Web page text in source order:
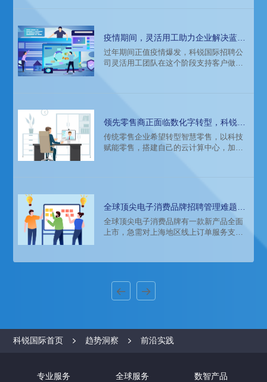
知名猎头公司科锐国际协助完成人才积累
和招聘。
疫情期间，灵活用工助力企业解决蓝领
用工难题
过年期间正值疫情爆发，科锐国际招聘公
司灵活用工团队在这个阶段支持客户做了
领先零售商正面临数化字转型，科锐猎
头公司帮助搭建专业团队
传统零售企业希望转型智慧零售，以科技
赋能零售，搭建自己的云计算中心，加强
悉、对科技公司的架构也不了解，招聘面
临重重阻碍难以推进。委托科锐国际猎头
公司进行高端人才访寻和招聘。
全球顶尖电子消费品牌招聘管理难题，
科锐人力资源公司来解决
全球顶尖电子消费品牌有一款新产品全面
上市，急需对上海地区线上订单服务支持
后，最终确定采用灵活用工之一的岗位外
科锐国际首页 趋势洞察 前沿实践
专业服务 全球服务 数智产品